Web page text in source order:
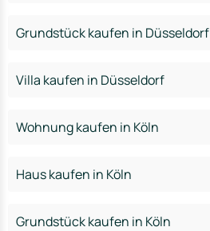
Grundstück kaufen in Düsseldorf
Villa kaufen in Düsseldorf
Wohnung kaufen in Köln
Haus kaufen in Köln
Grundstück kaufen in Köln